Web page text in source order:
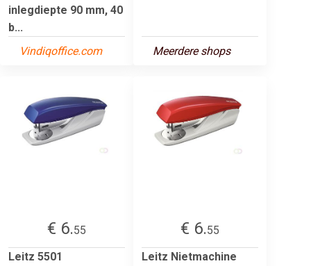
inlegdiepte 90 mm, 40
b...
Vindiqoffice.com
Meerdere shops
€ 6.55
Leitz 5501
€ 6.55
Leitz Nietmachine